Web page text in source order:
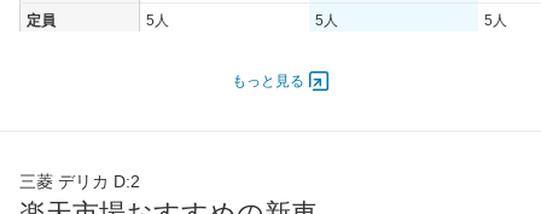
定員 5人 5人 5人
最高出力
もっと見る
三菱 デリカ D:2